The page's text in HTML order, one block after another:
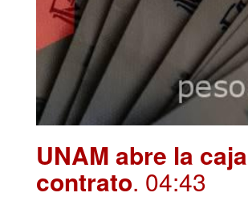
UNAM abre la
contrato. 04:43